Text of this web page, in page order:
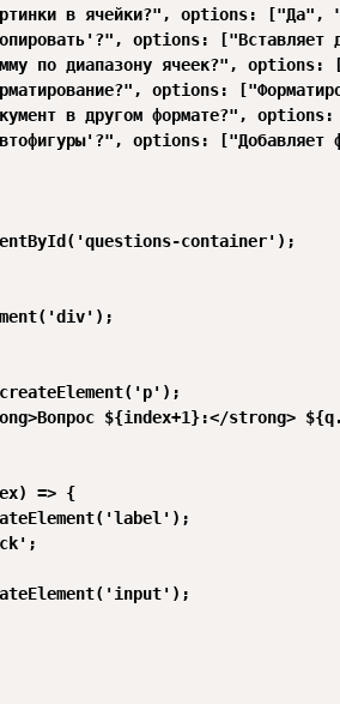
в ячейки?", options: ["Да",
options:
по диапазону ячеек?", options:
options:
в другом формате?", options:
options:
container');
${index+1}:</strong>
=> {